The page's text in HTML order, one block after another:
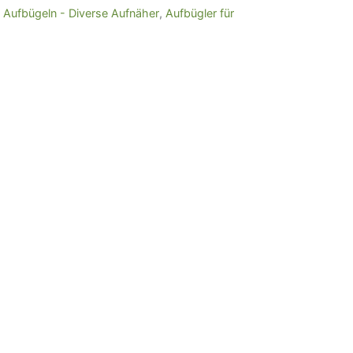
- Diverse Aufnäher, Aufbügler für